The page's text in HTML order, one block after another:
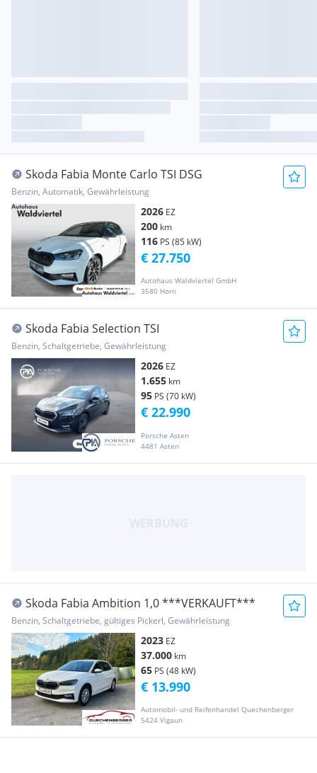
Skoda Fabia Monte Carlo TSI DSG
Benzin, Automatik, Gewährleistung
2026 EZ
200 km
116 PS (85 kW)
Autohaus Waldviertel GmbH
3580 Horn
€ 27.750
Skoda Fabia Selection TSI
Benzin, Schaltgetriebe, Gewährleistung
2026 EZ
1.655 km
95 PS (70 kW)
Porsche Asten
4481 Asten
€ 22.990
Skoda Fabia Ambition 1,0 ***VERKAUFT***
Benzin, Schaltgetriebe, gültiges Pickerl, Gewährleistung
2023 EZ
37.000 km
65 PS (48 kW)
Automobil- und Reifenhandel Quechenberger
5424 Vigaun
€ 13.990